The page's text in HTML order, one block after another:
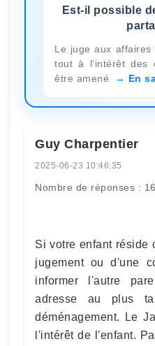
Est-il possible
Le juge aux
tout à l’intérêt des
être amené
En
Guy Charpentier
2025-06-23 10:46:35
Nombre de réponses : 16
Si votre enfant réside
jugement ou d'une
informer l'autre
adresse au plus
déménagement. Le
l'intérêt de l'enfant.